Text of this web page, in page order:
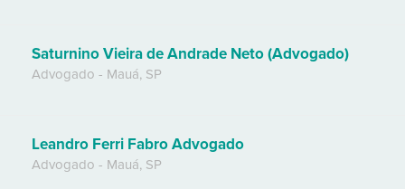
Saturnino Vieira de Andrade Neto (Advogado)
Advogado - Mauá, SP
Leandro Ferri Fabro Advogado
Advogado - Mauá, SP